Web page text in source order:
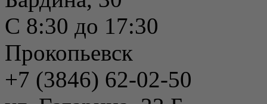
С 8:30 до 17:30
Прокопьевск
+7 (3846) 62-02-50